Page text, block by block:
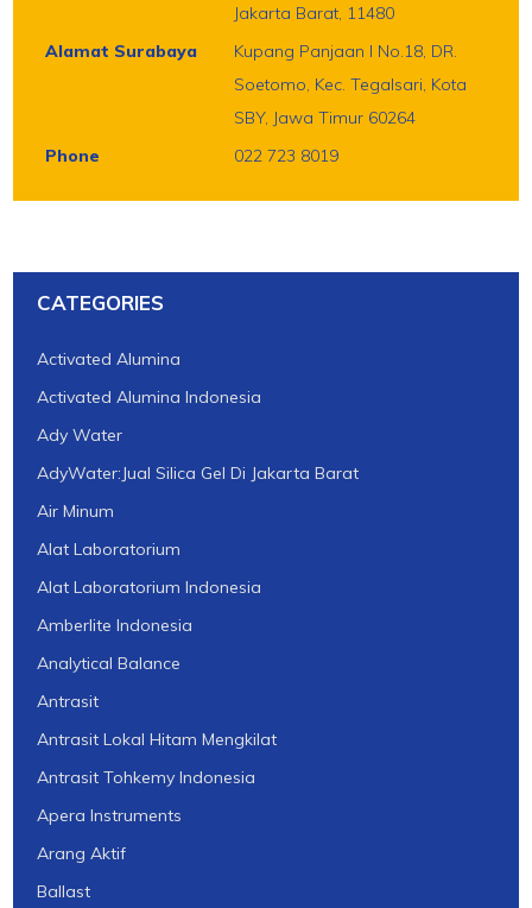
Jakarta Barat, 11480
Alamat Surabaya
Kupang Panjaan I No.18, DR.
Soetomo, Kec. Tegalsari, Kota
SBY, Jawa Timur 60264
Phone
022 723 8019
CATEGORIES
Activated Alumina
Activated Alumina Indonesia
Ady Water
AdyWater:Jual Silica Gel Di Jakarta Barat
Air Minum
Alat Laboratorium
Alat Laboratorium Indonesia
Amberlite Indonesia
Analytical Balance
Antrasit
Antrasit Lokal Hitam Mengkilat
Antrasit Tohkemy Indonesia
Apera Instruments
Arang Aktif
Ballast